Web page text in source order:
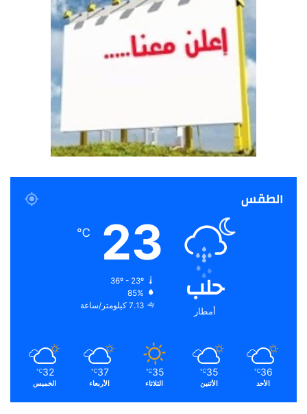
الطقس
حلب
أمطار
23
℃
36º - 23º
85%
7.13 كيلومتر/ساعة
36
℃
الأحد
35
℃
الأثنين
35
℃
الثلاثاء
37
℃
الأربعاء
32
℃
الخميس